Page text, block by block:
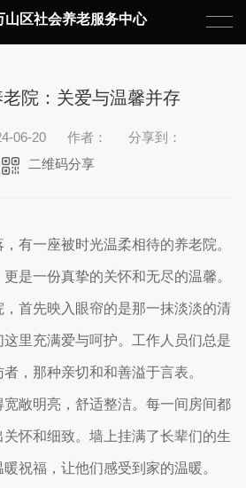
山区社会养老服务中心
院：关爱与温馨并存
06-20 作者：
分享到：
二维码分享
有一座被时光温柔相待的养老院。
是一份真挚的关怀和无尽的温馨。
，首先映入眼帘的是那一抹淡淡的清
里充满爱与呵护。工作人员们总是
，那种亲切和和善溢于言表。
宽敞明亮，舒适整洁。每一间房间都
怀和细致。墙上挂满了长辈们的生
祝福，让他们感受到家的温暖。